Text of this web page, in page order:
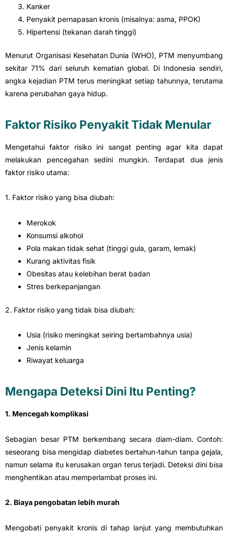
Kanker
Penyakit pernapasan kronis (misalnya: asma, PPOK)
Hipertensi (tekanan darah tinggi)
Menurut Organisasi Kesehatan Dunia (WHO), PTM menyumbang
sekitar 71% dari seluruh kematian global. Di Indonesia sendiri,
angka kejadian PTM terus meningkat setiap tahunnya, terutama
karena perubahan gaya hidup.
Faktor Risiko Penyakit Tidak Menular
Mengetahui faktor risiko ini sangat penting agar kita dapat
melakukan pencegahan sedini mungkin. Terdapat dua jenis
faktor risiko utama:
1. Faktor risiko yang bisa diubah:
Merokok
Konsumsi alkohol
Pola makan tidak sehat (tinggi gula, garam, lemak)
Kurang aktivitas fisik
Obesitas atau kelebihan berat badan
Stres berkepanjangan
2. Faktor risiko yang tidak bisa diubah:
Usia (risiko meningkat seiring bertambahnya usia)
Jenis kelamin
Riwayat keluarga
Mengapa Deteksi Dini Itu Penting?
1. Mencegah komplikasi
Sebagian besar PTM berkembang secara diam-diam. Contoh:
seseorang bisa mengidap diabetes bertahun-tahun tanpa gejala,
namun selama itu kerusakan organ terus terjadi. Deteksi dini bisa
menghentikan atau memperlambat proses ini.
2. Biaya pengobatan lebih murah
Mengobati penyakit kronis di tahap lanjut yang membutuhkan